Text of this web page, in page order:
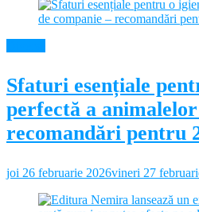
Sfaturi esențiale
perfectă a
recomandări pentru
joi 26 februarie 2026vineri 27